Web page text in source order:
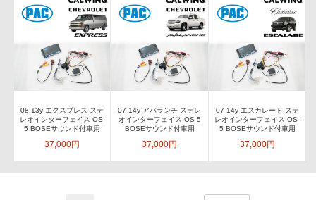
08-13y エクスプレス ステ
レオインターフェイス OS-
5 BOSEサウンド付車用
37,000円
07-14y アバランチ ステレ
オインターフェイス OS-5
BOSEサウンド付車用
37,000円
07-14y エスカレード ステ
レオインターフェイス OS-
5 BOSEサウンド付車用
37,000円